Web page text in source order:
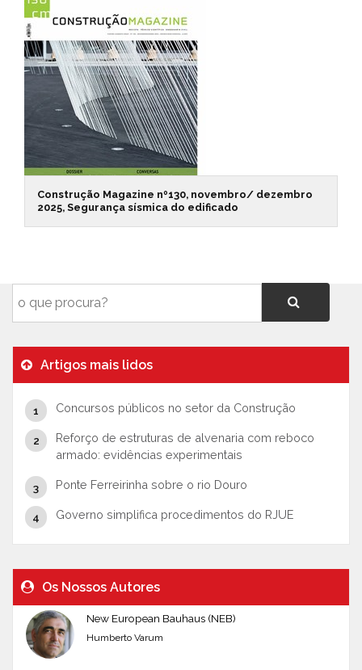
Construção Magazine nº130, novembro/ dezembro
2025, Segurança sísmica do edificado
Artigos mais lidos
Concursos públicos no setor da Construção
Reforço de estruturas de alvenaria com reboco
armado: evidências experimentais
Ponte Ferreirinha sobre o rio Douro
Governo simplifica procedimentos do RJUE
Os Nossos Autores
New European Bauhaus (NEB)
Humberto Varum